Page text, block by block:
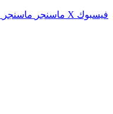
فيسبوك ‫X ماسنجر ماسنجر